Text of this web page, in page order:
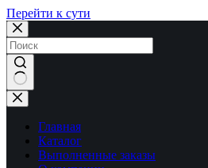
Перейти к сути
Ничего
не
найденоГлавная
Каталог
Выполненные заказы